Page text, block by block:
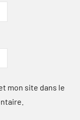
mon site dans le